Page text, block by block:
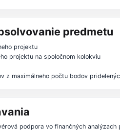
predmetu
projektu
projektu na spoločnom kolokviu
z maximálneho počtu bodov
podpora vo finančných